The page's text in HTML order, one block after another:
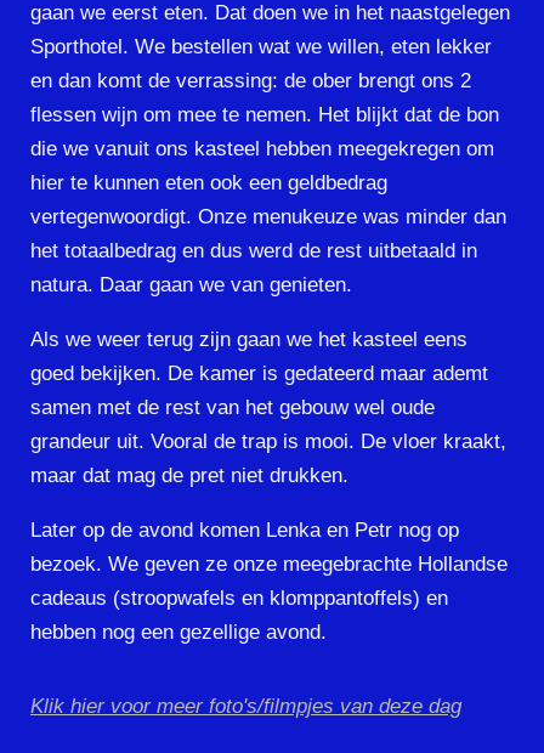
gaan we eerst eten. Dat doen we in het naastgelegen
Sporthotel. We bestellen wat we willen, eten lekker
en dan komt de verrassing: de ober brengt ons 2
flessen wijn om mee te nemen. Het blijkt dat de bon
die we vanuit ons kasteel hebben meegekregen om
hier te kunnen eten ook een geldbedrag
vertegenwoordigt. Onze menukeuze was minder dan
het totaalbedrag en dus werd de rest uitbetaald in
natura. Daar gaan we van genieten.
Als we weer terug zijn gaan we het kasteel eens
goed bekijken. De kamer is gedateerd maar ademt
samen met de rest van het gebouw wel oude
grandeur uit. Vooral de trap is mooi. De vloer kraakt,
maar dat mag de pret niet drukken.
Later op de avond komen Lenka en Petr nog op
bezoek. We geven ze onze meegebrachte Hollandse
cadeaus (stroopwafels en klomppantoffels) en
hebben nog een gezellige avond.
Klik hier voor meer foto's/filmpjes van deze dag